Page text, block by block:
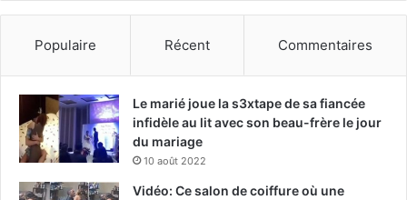
Populaire Récent Commentaires
Le marié joue la s3xtape de sa fiancée
infidèle au lit avec son beau-frère le jour
du mariage
10 août 2022
Vidéo: Ce salon de coiffure où une